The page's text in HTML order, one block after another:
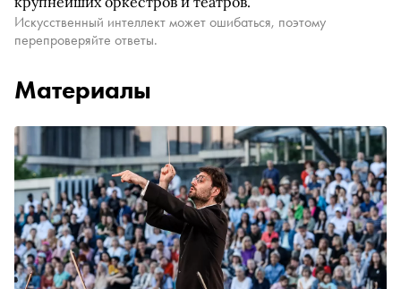
Искусственный интеллект может ошибаться, поэтому
перепроверяйте ответы.
Материалы